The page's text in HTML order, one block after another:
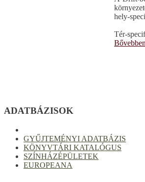
hely-
Tér-
Bővebben
ADATBÁZISOK
GYŰJTEMÉNYI ADATBÁZIS
KÖNYVTÁRI KATALÓGUS
SZÍNHÁZÉPÜLETEK
EUROPEANA